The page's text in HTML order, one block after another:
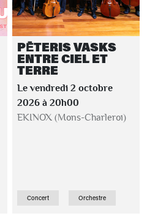
PĒTERIS VASKS
ENTRE CIEL ET
TERRE
Le vendredi 2 octobre
2026 à 20h00
EKINOX (Mons-Charleroi)
Concert Orchestre